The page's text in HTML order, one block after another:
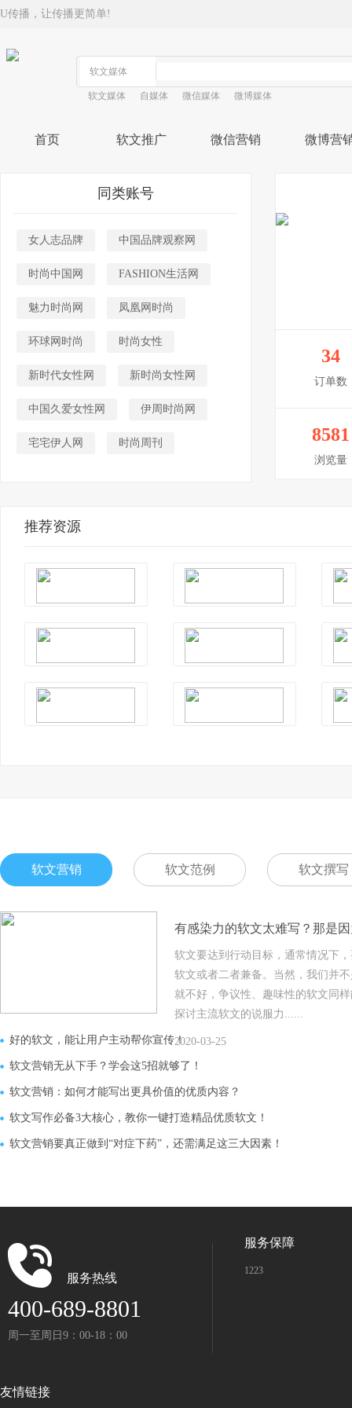
U传播，让传播更简单!
软文媒体 自媒体 微信媒体 微博媒体
首页 软文推广 微信营销 微博营
同类账号
女人志品牌 中国品牌观察网
时尚中国网 FASHION生活网
魅力时尚网 凤凰网时尚
环球网时尚 时尚女性
新时代女性网 新时尚女性网
中国久爱女性网 伊周时尚网
宅宅伊人网 时尚周刊
34
订单数
8581
浏览量
推荐资源
软文营销 软文范例 软文撰写
有感染力的软文太难写？那是
软文要达到行动目标，通常情况下
软文或者二者兼备。当然，我们并
就不好，争议性、趣味性的软文同
探讨主流软文的说服力......
2020-03-25
好的软文，能让用户主动帮你宣传！
软文营销无从下手？学会这5招就够了！
软文营销：如何才能写出更具价值的优质内容？
软文写作必备3大核心，教你一键打造精品优质软文！
软文营销要真正做到“对症下药”，还需满足这三大因素！
服务热线
400-689-8801
周一至周日9：00-18：00
服务保障
1223
友情链接